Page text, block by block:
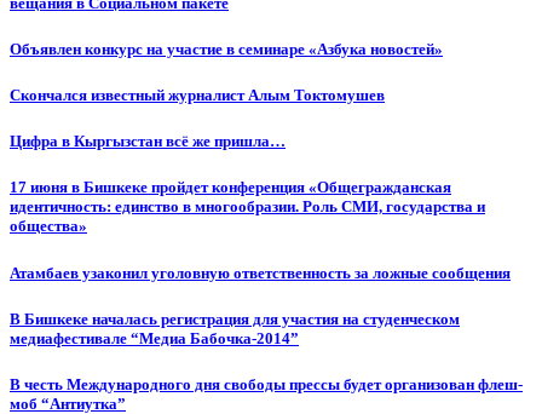
Объявлен конкурс на участие в семинаре «Азбука новостей»
Cкончался известный журналист Алым Токтомушев
Цифра в Кыргызстан всё же пришла…
17 июня в Бишкеке пройдет конференция «Общегражданская
идентичность: единство в многообразии. Роль СМИ, государства и
общества»
Атамбаев узаконил уголовную ответственность за ложные сообщения
В Бишкеке началась регистрация для участия на студенческом
медиафестивале “Медиа Бабочка-2014”
В честь Международного дня свободы прессы будет организован флеш-
моб “Антиутка”